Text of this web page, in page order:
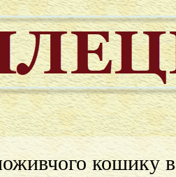
кошику в